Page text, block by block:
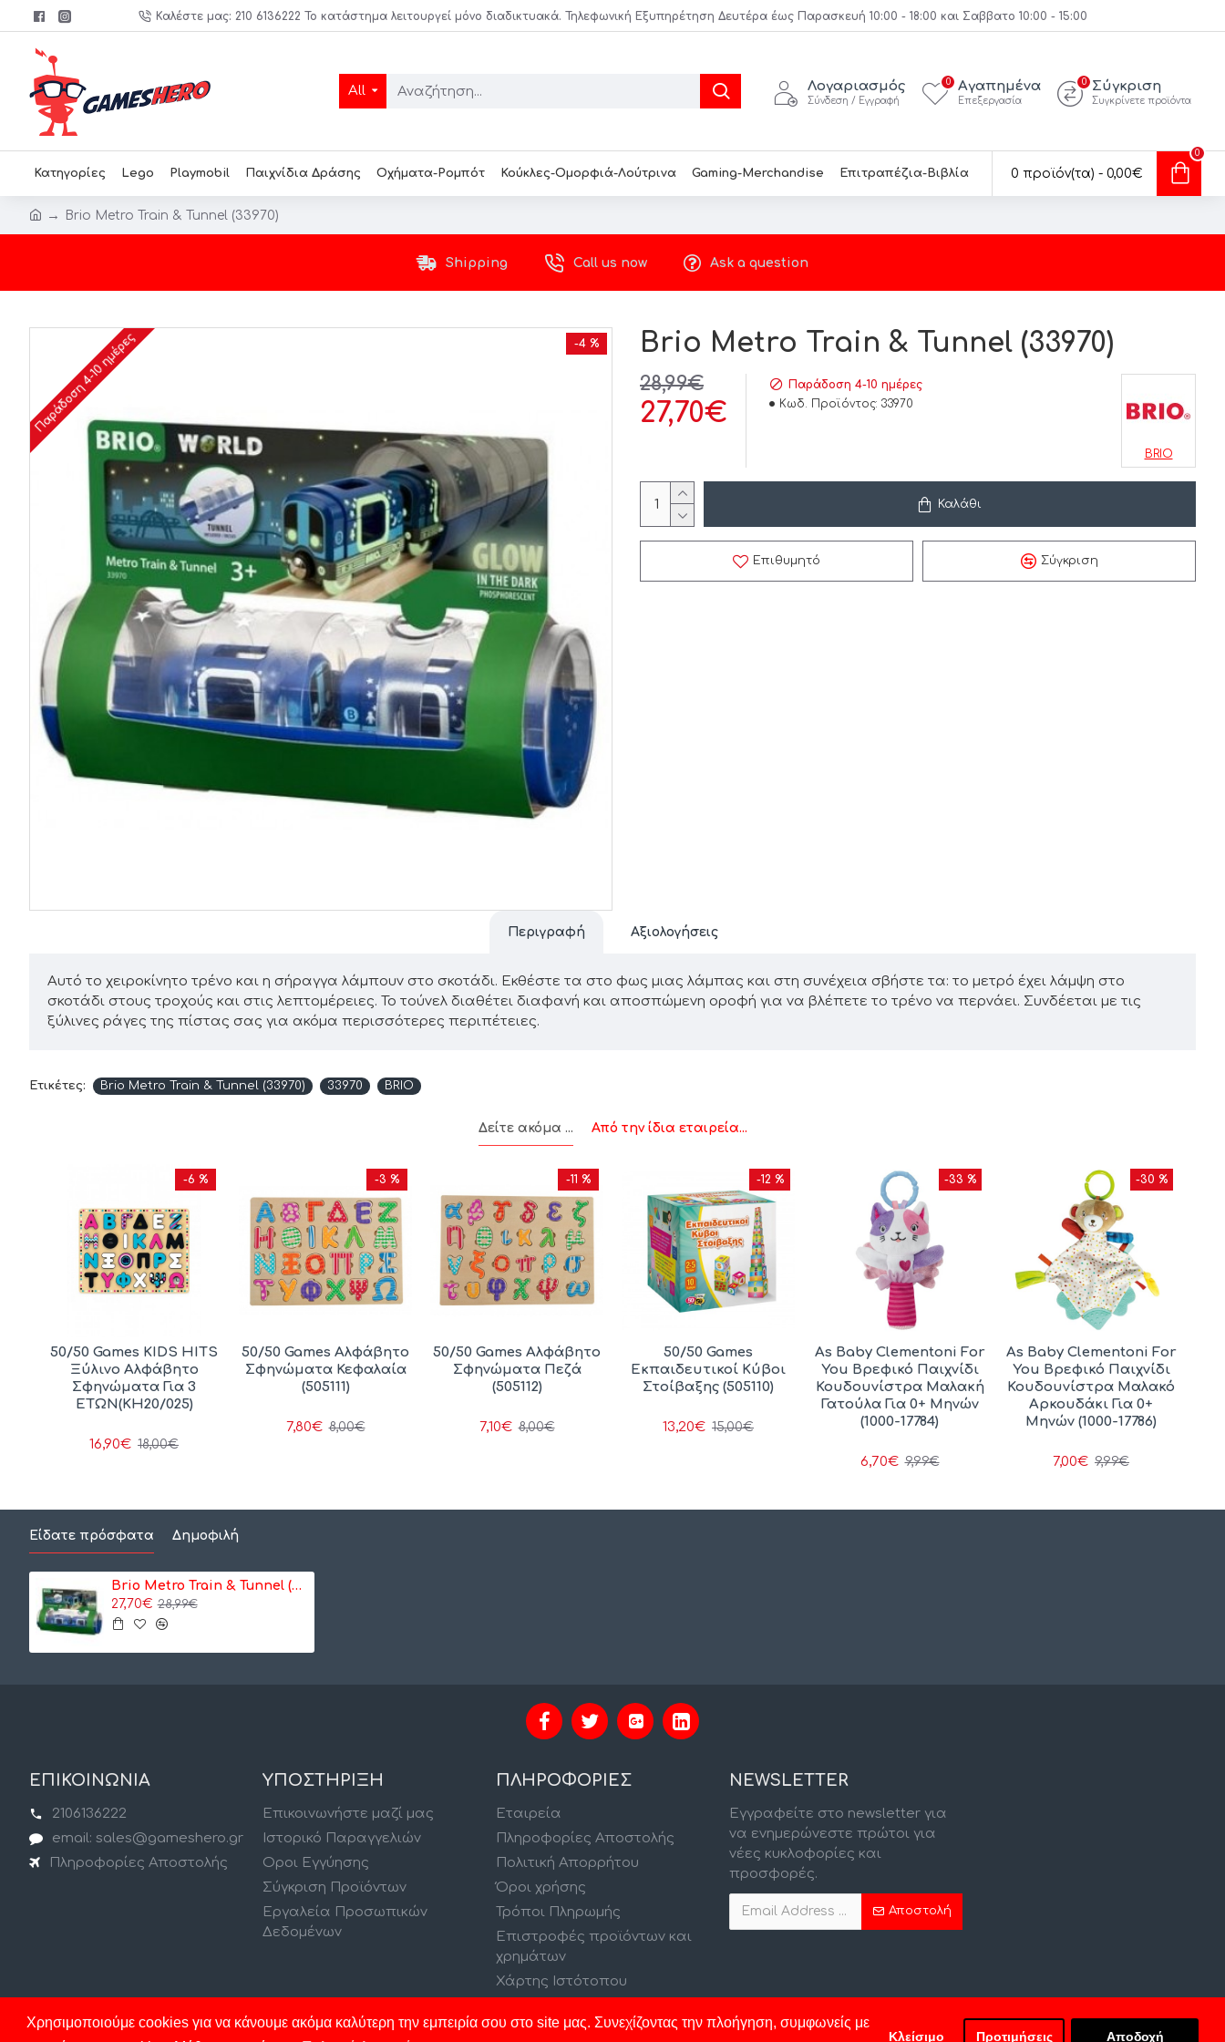
Χρησιμοποιούμε cookies για να κάνουμε ακόμα καλύτερη την εμπειρία σου στο site μας. Συνεχίζοντας την πλοήγηση, συμφωνείς με
Κλείσιμο Προτιμήσεις Αποδοχή
Καλέστε μας: 210 6136222 Το κατάστημα λειτουργεί μόνο διαδικτυακά. Τηλεφωνική Εξυπηρέτηση Δευτέρα έως Παρασκευή 10:00 - 18:00 και Σαββατο 10:00 - 15:00
All Λογαριασμός
Σύνδεση / Εγγραφή
Αγαπημένα
Επεξεργασία
0 Σύγκριση
Συγκρίνετε προϊόντα
0
Κατηγορίες Lego Playmobil Παιχνίδια Δράσης Οχήματα-Ρομπότ Κούκλες-Ομορφιά-Λούτρινα Gaming-Merchandise Επιτραπέζια-Βιβλία 0 προϊόν(τα) - 0,00€
0
Brio Metro Train & Tunnel (33970)
Shipping Call us now Ask a question
-4 %
Παράδοση 4-10 ημέρες Brio Metro Train & Tunnel (33970)
27,70€
28,99€
Παράδοση 4-10 ημέρες
Κωδ. Προϊόντος: 33970
BRIO
Καλάθι
Επιθυμητό Σύγκριση
Περιγραφή Αξιολογήσεις
Αυτό το χειροκίνητο τρένο και η σήραγγα λάμπουν στο σκοτάδι. Εκθέστε τα στο φως μιας λάμπας και στη συνέχεια σβήστε τα: το μετρό έχει λάμψη στο
σκοτάδι στους τροχούς και στις λεπτομέρειες. Το τούνελ διαθέτει διαφανή και αποσπώμενη οροφή για να βλέπετε το τρένο να περνάει. Συνδέεται με τις
ξύλινες ράγες της πίστας σας για ακόμα περισσότερες περιπέτειες.
Ετικέτες: Brio Metro Train & Tunnel (33970) 33970 BRIO
Δείτε ακόμα ... Από την ίδια εταιρεία...
-6 %
50/50 Games KIDS HITS
Ξύλινο Αλφάβητο
Σφηνώματα Για 3
ΕΤΩΝ(KH20/025)
16,90€ 18,00€
-3 %
50/50 Games Αλφάβητο
Σφηνώματα Κεφαλαία
(505111)
7,80€ 8,00€
-11 %
50/50 Games Αλφάβητο
Σφηνώματα Πεζά
(505112)
7,10€ 8,00€
-12 %
50/50 Games
Εκπαιδευτικοί Κύβοι
Στοίβαξης (505110)
13,20€ 15,00€
-33 %
As Baby Clementoni For
You Βρεφικό Παιχνίδι
Κουδουνίστρα Μαλακή
Γατούλα Για 0+ Μηνών
(1000-17784)
6,70€ 9,99€
-30 %
As Baby Clementoni For
You Βρεφικό Παιχνίδι
Κουδουνίστρα Μαλακό
Αρκουδάκι Για 0+
Μηνών (1000-17786)
7,00€ 9,99€
Είδατε πρόσφατα Δημοφιλή
Brio Metro Train & Tunnel (33970)
27,70€ 28,99€
ΕΠΙΚΟΙΝΩΝΙΑ
2106136222
email: sales@gameshero.gr
Πληροφορίες Αποστολής
ΥΠΟΣΤΗΡΙΞΗ
Επικοινωνήστε μαζί μας
Ιστορικό Παραγγελιών
Οροι Εγγύησης
Σύγκριση Προϊόντων
Εργαλεία Προσωπικών
Δεδομένων
ΠΛΗΡΟΦΟΡΙΕΣ
Εταιρεία
Πληροφορίες Αποστολής
Πολιτική Απορρήτου
Όροι χρήσης
Τρόποι Πληρωμής
Επιστροφές προϊόντων και
χρημάτων
Χάρτης Ιστότοπου
NEWSLETTER
Εγγραφείτε στο newsletter για
να ενημερώνεστε πρώτοι για
νέες κυκλοφορίες και
προσφορές.
Αποστολή